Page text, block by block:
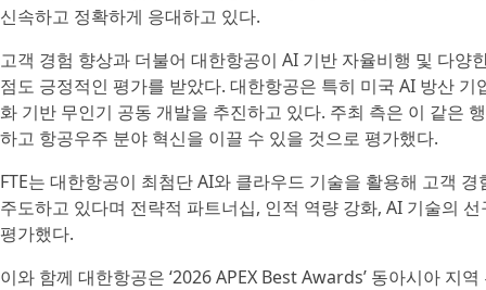
신속하고 정확하게 응대하고 있다.
고객 경험 향상과 더불어 대한항공이 AI 기반 자율비행 및 다양
점도 긍정적인 평가를 받았다. 대한항공은 특히 미국 AI 방산
화 기반 무인기 공동 개발을 추진하고 있다. 주최 측은 이 같은
하고 항공우주 분야 혁신을 이끌 수 있을 것으로 평가했다.
FTE는 대한항공이 최첨단 AI와 클라우드 기술을 활용해 고객
주도하고 있다며 전략적 파트너십, 인적 역량 강화, AI 기술의
평가했다.
이와 함께 대한항공은 ‘2026 APEX Best Awards’ 동아시아